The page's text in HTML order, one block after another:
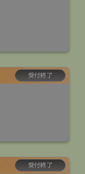
受付終了
受付終了